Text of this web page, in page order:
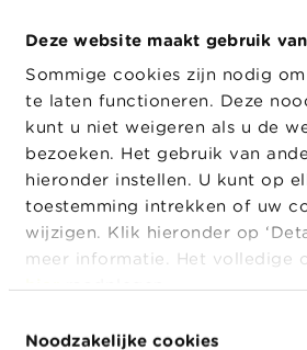
Deze website maakt gebruik
Sommige cookies zijn nodig
te laten functioneren. Deze
kunt u niet weigeren als u de
bezoeken. Het gebruik van
hieronder instellen. U kunt op
toestemming intrekken of uw
wijzigen. Klik hieronder op
meer informatie. Het volledige
Noodzakelijke cookies
g
o
b
C
n
verjaringstermijn begint te
aangeslotene effectief beslist
pensioen vervroegd op te
Indien een aangeslotene,
voorwaarden om het
vragen, verder in dienst blijft
werkgever, geniet hij,
derde lid van de WAP, van de
pensioentoezegging zolang
en bijgevolg verder rechten